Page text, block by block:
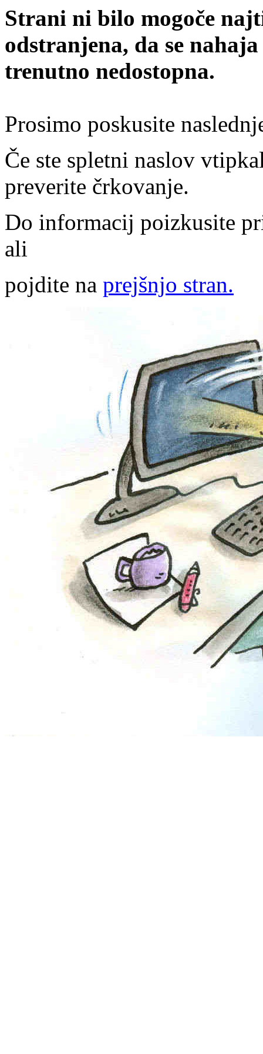
Strani ni bilo mogoče
odstranjena, da se
trenutno nedostopna.
Prosimo poskusite
Če ste spletni naslov
preverite črkovanje.
Do informacij poizkusite
ali
pojdite na prejšnjo stran.